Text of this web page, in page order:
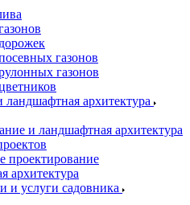
газонов
газонов
архитектура
и ландшафтная архитектура
проектирование
архитектура
и услуги садовника